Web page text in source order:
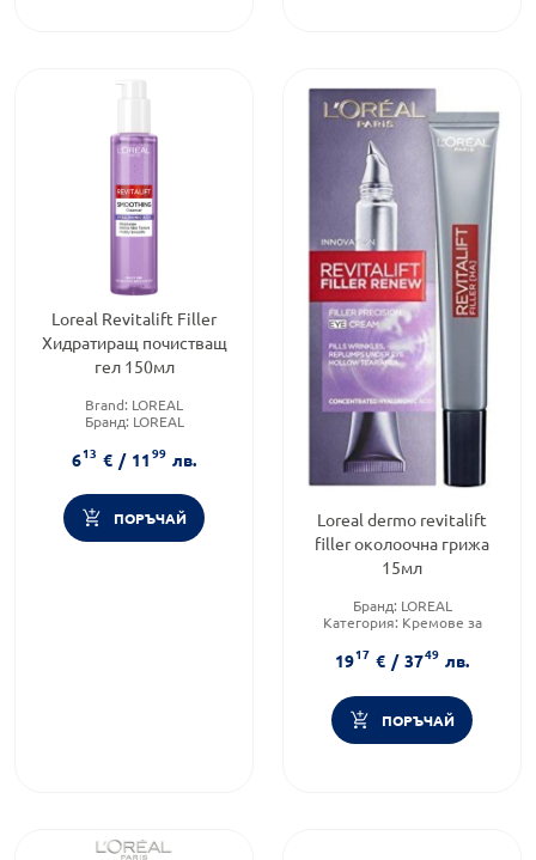
Loreal Revitalift Filler
Хидратиращ почистващ
гел 150мл
Brand: LOREAL
Бранд: LOREAL
613 € / 1199 лв.
ПОРЪЧАЙ
Loreal dermo revitalift
filler околоочна грижа
15мл
Бранд: LOREAL
Категория: Кремове за
Продуктова линия:
REVITALIFT
1917 € / 3749 лв.
ПОРЪЧАЙ